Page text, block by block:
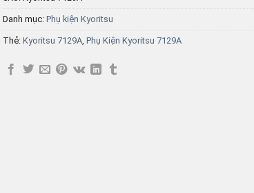
Danh mục: Phụ kiện Kyoritsu
Thẻ: Kyoritsu 7129A, Phụ Kiện Kyoritsu 7129A